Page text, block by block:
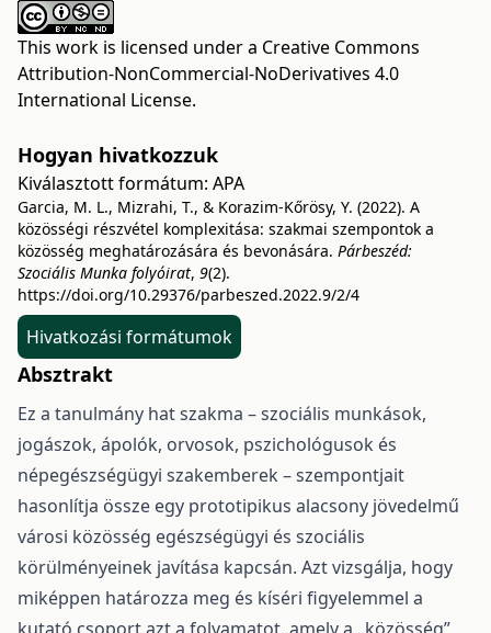
This work is licensed under a Creative Commons
Attribution-NonCommercial-NoDerivatives 4.0
International License.
Hogyan hivatkozzuk
Kiválasztott formátum: APA
Garcia, M. L., Mizrahi, T., & Korazim-Kőrösy, Y. (2022). A
közösségi részvétel komplexitása: szakmai szempontok a
közösség meghatározására és bevonására. Párbeszéd:
Szociális Munka folyóirat, 9(2).
https://doi.org/10.29376/parbeszed.2022.9/2/4
Hivatkozási formátumok
Absztrakt
Ez a tanulmány hat szakma – szociális munkások,
jogászok, ápolók, orvosok, pszichológusok és
népegészségügyi szakemberek – szempontjait
hasonlítja össze egy prototipikus alacsony jövedelmű
városi közösség egészségügyi és szociális
körülményeinek javítása kapcsán. Azt vizsgálja, hogy
miképpen határozza meg és kíséri figyelemmel a